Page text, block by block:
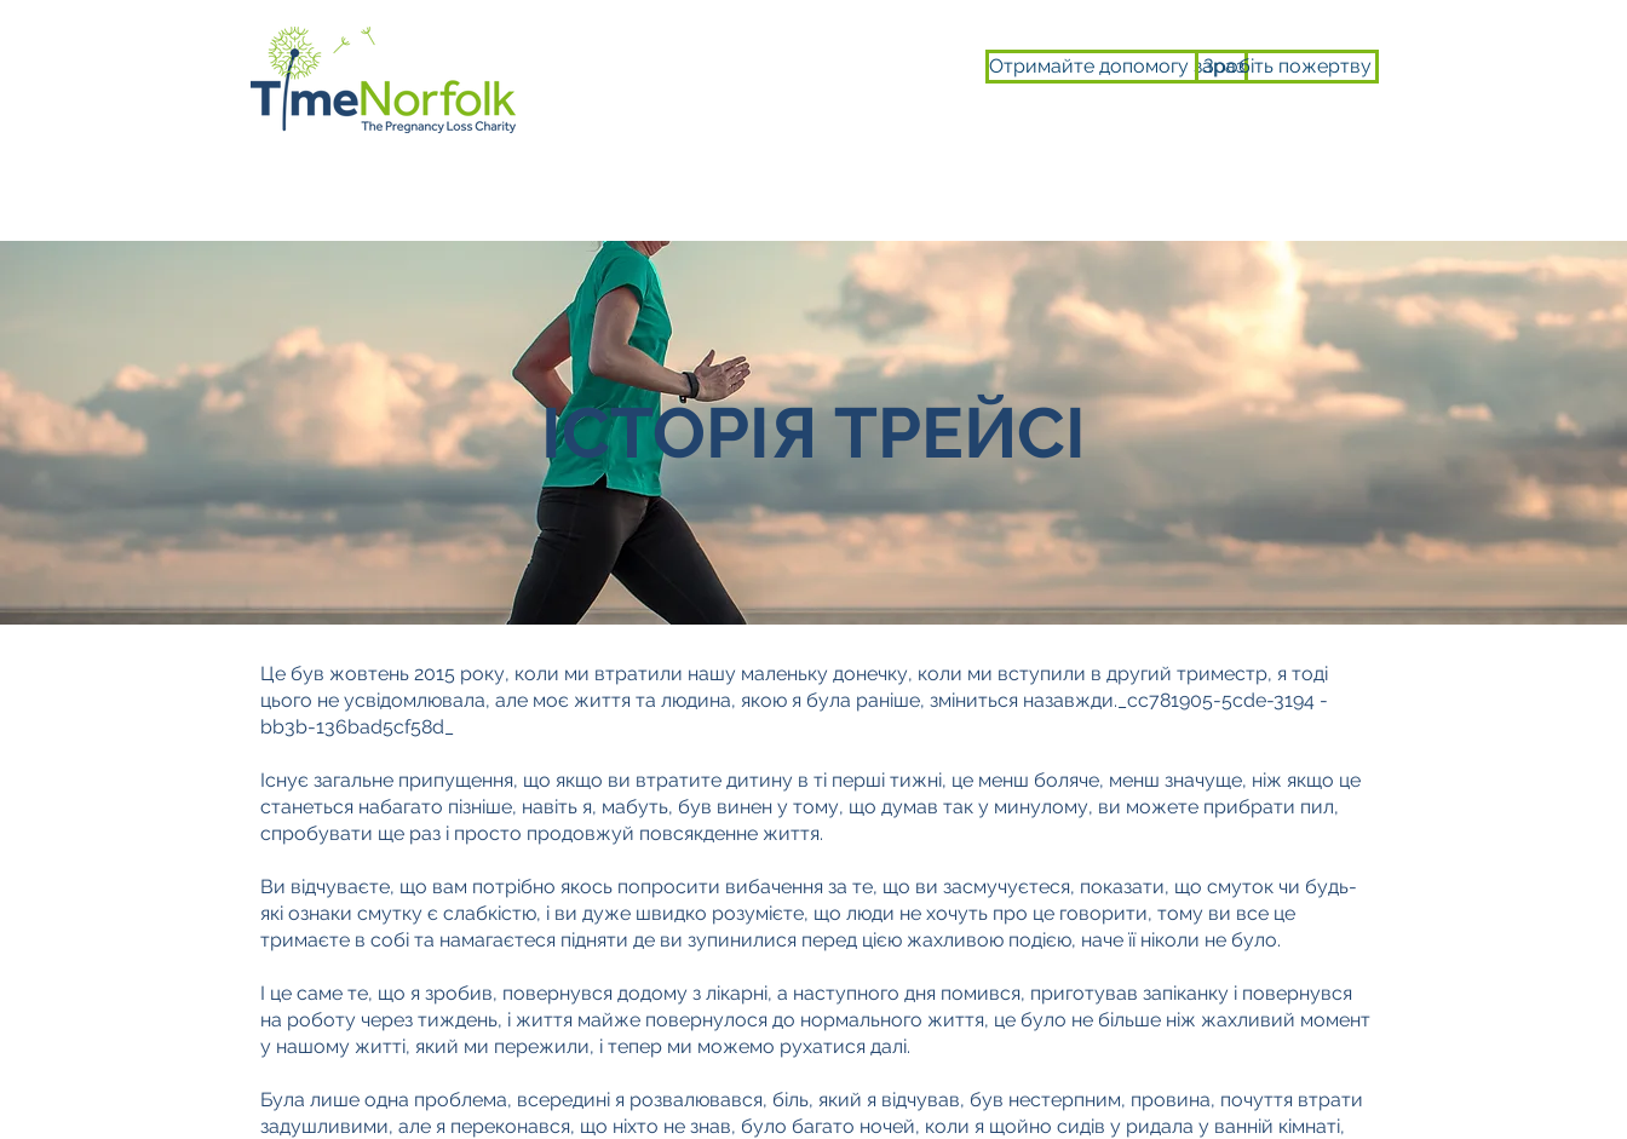
Отримайте допомогу заразЗробіть пожертву
ІСТОРІЯ ТРЕЙСІ
Це був жовтень 2015 року, коли ми втратили нашу маленьку донечку, коли ми вступили в другий триместр, я тоді
цього не усвідомлювала, але моє життя та людина, якою я була раніше, зміниться назавжди._cc781905-5cde-3194 -
bb3b-136bad5cf58d_
Існує загальне припущення, що якщо ви втратите дитину в ті перші тижні, це менш боляче, менш значуще, ніж якщо це
станеться набагато пізніше, навіть я, мабуть, був винен у тому, що думав так у минулому, ви можете прибрати пил,
спробувати ще раз і просто продовжуй повсякденне життя.
Ви відчуваєте, що вам потрібно якось попросити вибачення за те, що ви засмучуєтеся, показати, що смуток чи будь-
які ознаки смутку є слабкістю, і ви дуже швидко розумієте, що люди не хочуть про це говорити, тому ви все це
тримаєте в собі та намагаєтеся підняти де ви зупинилися перед цією жахливою подією, наче її ніколи не було.
І це саме те, що я зробив, повернувся додому з лікарні, а наступного дня помився, приготував запіканку і повернувся
на роботу через тиждень, і життя майже повернулося до нормального життя, це було не більше ніж жахливий момент
у нашому житті, який ми пережили, і тепер ми можемо рухатися далі.
Була лише одна проблема, всередині я розвалювався, біль, який я відчував, був нестерпним, провина, почуття втрати
задушливими, але я переконався, що ніхто не знав, було багато ночей, коли я щойно сидів у ридала у ванній кімнаті,